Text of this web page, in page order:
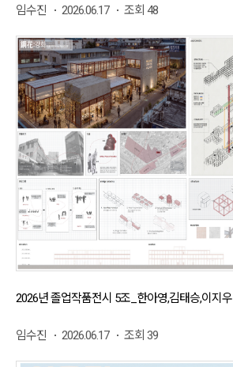
임수진 2026.06.17 조회 48
2026년 졸업작품전시 5조_한아영,김태승,이지우
임수진 2026.06.17 조회 39